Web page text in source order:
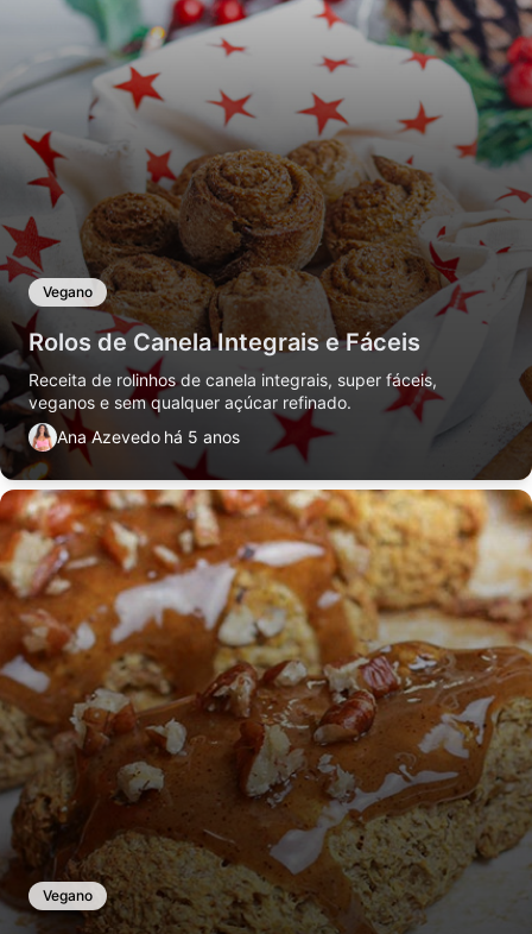
Vegano
Rolos de Canela Integrais e Fáceis
Receita de rolinhos de canela integrais, super fáceis,
veganos e sem qualquer açúcar refinado.
Ana Azevedo há 5 anos
Vegano